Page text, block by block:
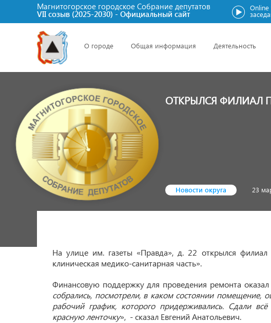
Магнитогорское городское Cобрание депутатов
VII созыв (2025-2030) - Официальный сайт
Online
О городе Общая информация Деятельность
ОТКРЫЛСЯ ФИЛИАЛ
Новости округа 23
На улице им. газеты «Правда», д. 22 открылся
клиническая медико-санитарная часть».
Финансовую поддержку для проведения ремонта
собрались, посмотрели, в каком состоянии помещение,
рабочий график, которого придерживались. Сдали
красную ленточку», - сказал Евгений Анатольевич.